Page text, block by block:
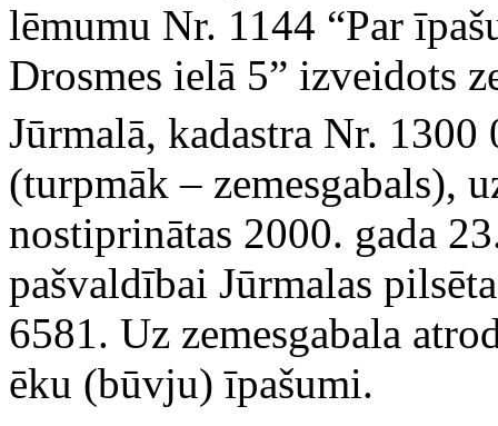
lēmumu Nr. 1144 “Par
Drosmes ielā 5” izveidots
Jūrmalā, kadastra Nr.
(turpmāk – zemesgabals),
nostiprinātas 2000. gada
pašvaldībai Jūrmalas
6581. Uz zemesgabala
ēku (būvju) īpašumi.